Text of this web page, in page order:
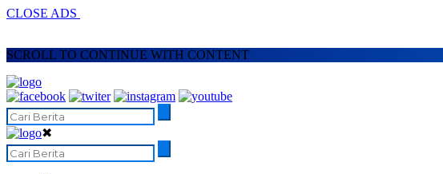
CLOSE ADS
SCROLL TO CONTINUE WITH CONTENT
✖